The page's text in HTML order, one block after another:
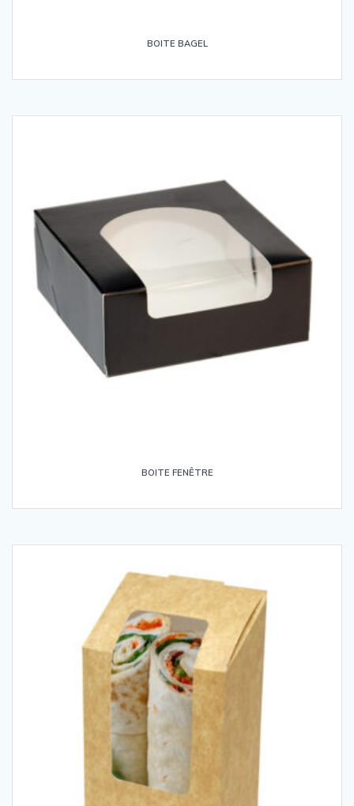
BOITE BAGEL
BOITE FENÊTRE